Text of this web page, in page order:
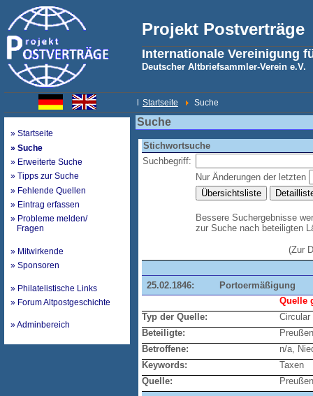
Projekt Postverträge
Internationale Vereinigung
Deutscher Altbriefsammler-Verein e.V.
Startseite Suche
» Startseite
» Suche
» Erweiterte Suche
» Tipps zur Suche
» Fehlende Quellen
» Eintrag erfassen
» Probleme melden/
Fragen
» Mitwirkende
» Sponsoren
» Philatelistische Links
» Forum Altpostgeschichte
» Adminbereich
Suche
Stichwortsuche
Suchbegriff:
Nur Änderungen der letzten
Bessere Suchergebnisse
zur Suche nach beteiligten
(Zur
25.02.1846:
Portoermäßigung
Quelle
Typ der Quelle:
Circular
Beteiligte:
Preußen
Betroffene:
n/a,
Keywords:
Taxen
Quelle: